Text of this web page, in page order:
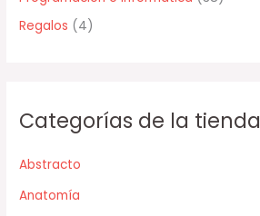
Regalos (4)
Categorías de la tienda
Abstracto
Anatomía